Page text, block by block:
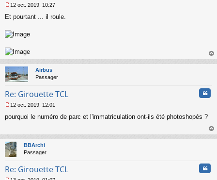
e
s
a
g
e
n
o
n
l
12 oct. 2019, 10:27
Et pourtant ... il roule.
au
Airbus
Passager
Re: Girouette TCL
e
a
g
e
o
12 oct. 2019, 12:01
pourquoi le numéro de parc et l'immatriculation ont-ils été photoshopés ?
au
BBArchi
Passager
Re: Girouette TCL